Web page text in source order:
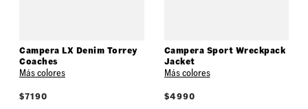
Campera LX Denim Torrey
Coaches
Más colores
$7190
Campera Sport Wreckpack
Jacket
Más colores
$4990